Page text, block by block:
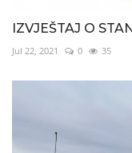
IZVJEŠTAJ O
Jul 22, 2021 0 35